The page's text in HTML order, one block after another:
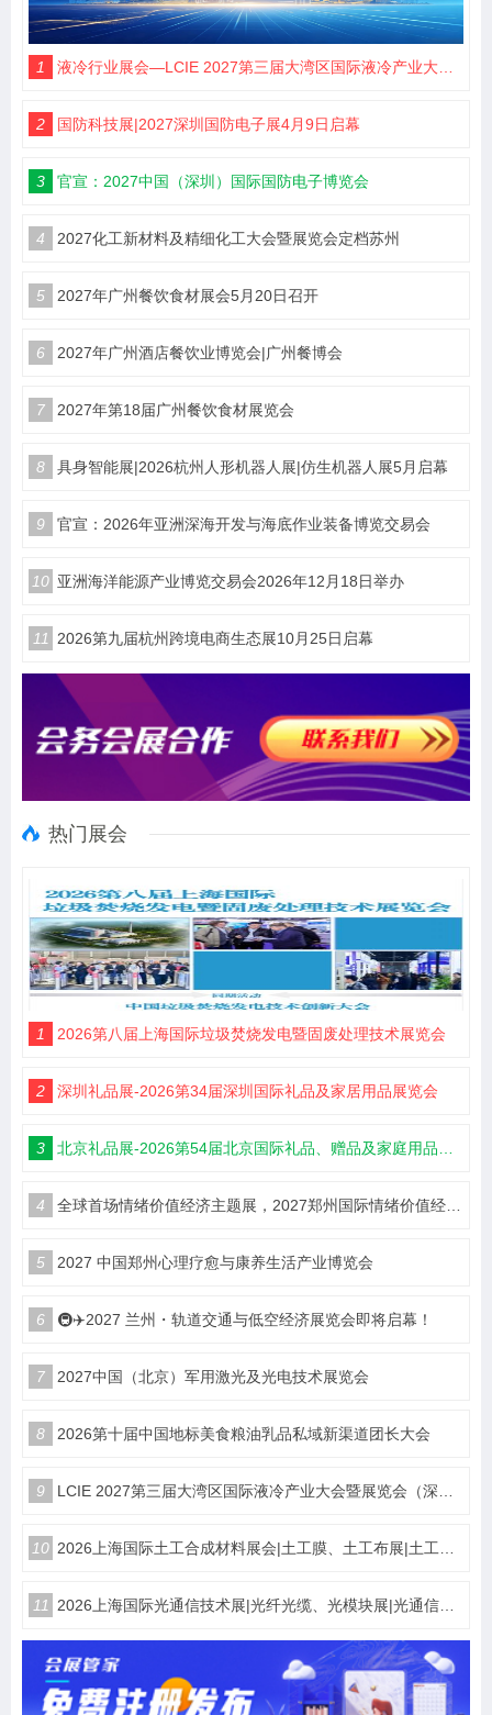
1 液冷行业展会—LCIE 2027第三届大湾区国际液冷产业大会暨展览会（深圳）
2 国防科技展|2027深圳国防电子展4月9日启幕
3 官宣：2027中国（深圳）国际国防电子博览会
4 2027化工新材料及精细化工大会暨展览会定档苏州
5 2027年广州餐饮食材展会5月20日召开
6 2027年广州酒店餐饮业博览会|广州餐博会
7 2027年第18届广州餐饮食材展览会
8 具身智能展|2026杭州人形机器人展|仿生机器人展5月启幕
9 官宣：2026年亚洲深海开发与海底作业装备博览交易会
10 亚洲海洋能源产业博览交易会2026年12月18日举办
11 2026第九届杭州跨境电商生态展10月25日启幕
热门展会
1 2026第八届上海国际垃圾焚烧发电暨固废处理技术展览会
2 深圳礼品展-2026第34届深圳国际礼品及家居用品展览会
3 北京礼品展-2026第54届北京国际礼品、赠品及家庭用品展览会
4 全球首场情绪价值经济主题展，2027郑州国际情绪价值经济博览会
5 2027 中国郑州心理疗愈与康养生活产业博览会
6 🚇✈️2027 兰州・轨道交通与低空经济展览会即将启幕！
7 2027中国（北京）军用激光及光电技术展览会
8 2026第十届中国地标美食粮油乳品私域新渠道团长大会
9 LCIE 2027第三届大湾区国际液冷产业大会暨展览会（深圳）
10 2026上海国际土工合成材料展会|土工膜、土工布展|土工合成材料仪器、设备展览会
11 2026上海国际光通信技术展|光纤光缆、光模块展|光通信设备展览会